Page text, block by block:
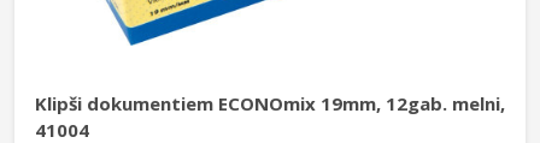
Klipši dokumentiem ECONOmix 19mm, 12gab. melni,
41004